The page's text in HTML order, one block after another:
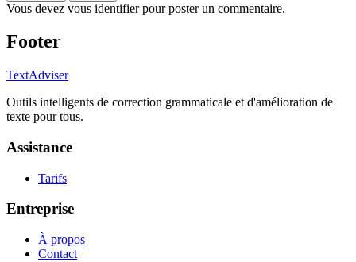
Vous devez vous identifier pour poster un commentaire.
Footer
TextAdviser
Outils intelligents de correction grammaticale et d'amélioration de
texte pour tous.
Assistance
Tarifs
Entreprise
À propos
Contact